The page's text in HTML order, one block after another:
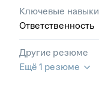
Ключевые навыки
Ответственность
Другие резюме
Ещё 1 резюме